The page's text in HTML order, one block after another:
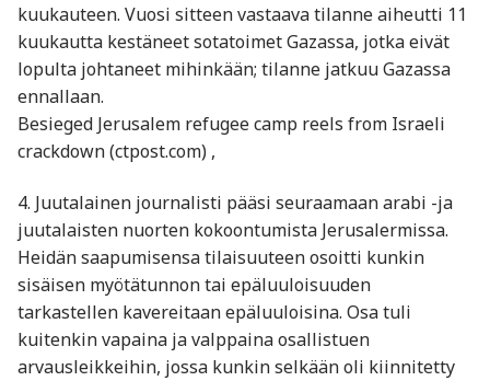
kuukauteen. Vuosi sitteen vastaava tilanne aiheutti 11
kuukautta kestäneet sotatoimet Gazassa, jotka eivät
lopulta johtaneet mihinkään; tilanne jatkuu Gazassa
ennallaan.
Besieged Jerusalem refugee camp reels from Israeli
crackdown (ctpost.com) ,
4. Juutalainen journalisti pääsi seuraamaan arabi -ja
juutalaisten nuorten kokoontumista Jerusalermissa.
Heidän saapumisensa tilaisuuteen osoitti kunkin
sisäisen myötätunnon tai epäluuloisuuden
tarkastellen kavereitaan epäluuloisina. Osa tuli
kuitenkin vapaina ja valppaina osallistuen
arvausleikkeihin, jossa kunkin selkään oli kiinnitetty